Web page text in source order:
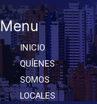
Menu
INICIO
QUÍENES
SOMOS
LOCALES